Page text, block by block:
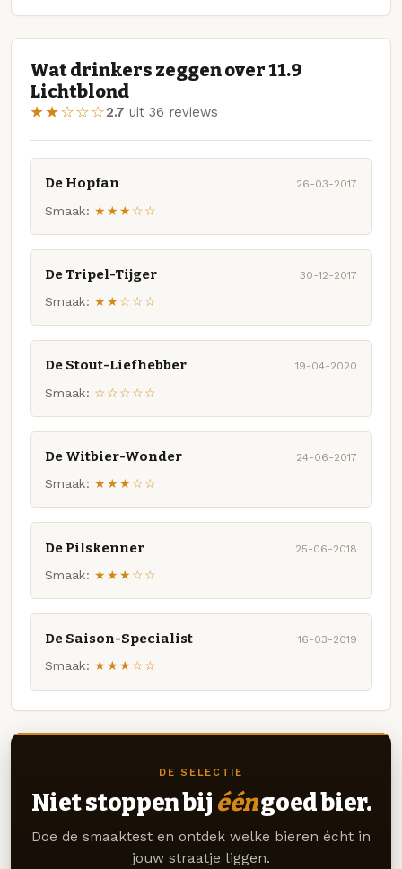
Wat drinkers zeggen over 11.9
Lichtblond
★★☆☆☆2.7 uit 36 reviews
De Hopfan 26-03-2017
Smaak: ★★★☆☆
De Tripel-Tijger 30-12-2017
Smaak: ★★☆☆☆
De Stout-Liefhebber 19-04-2020
Smaak: ☆☆☆☆☆
De Witbier-Wonder 24-06-2017
Smaak: ★★★☆☆
De Pilskenner 25-06-2018
Smaak: ★★★☆☆
De Saison-Specialist 16-03-2019
Smaak: ★★★☆☆
DE SELECTIE
Niet stoppen bij ééngoed bier.
Doe de smaaktest en ontdek welke bieren écht in
jouw straatje liggen.